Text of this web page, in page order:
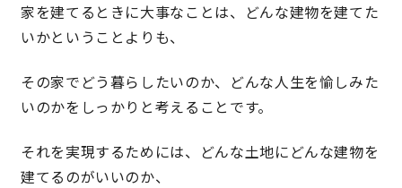
キママプラス
納得リフォームスタジオ nattoku リノベ
分譲住宅･不動産
家を建てるときに大事なことは、どんな建物を建てた
いかということよりも、
その家でどう暮らしたいのか、どんな人生を愉しみた
いのかをしっかりと考えることです。
それを実現するためには、どんな土地にどんな建物を
建てるのがいいのか、